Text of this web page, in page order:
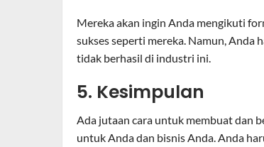
Mereka akan ingin Anda mengikuti
sukses seperti mereka. Namun, Anda
tidak berhasil di industri ini.
5. Kesimpulan
Ada jutaan cara untuk membuat dan
untuk Anda dan bisnis Anda. Anda